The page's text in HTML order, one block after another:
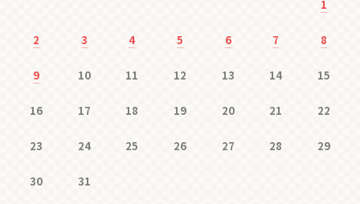
1
2 3 4 5 6 7 8
9 10 11 12 13 14 15
16 17 18 19 20 21 22
23 24 25 26 27 28 29
30 31